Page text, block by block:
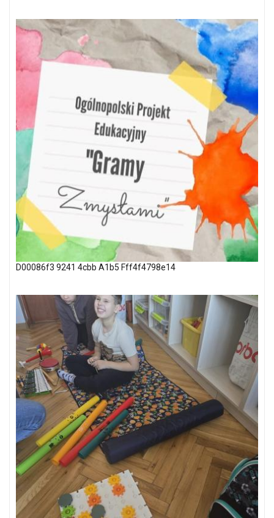
D00086f3 9241 4cbb A1b5 Fff4f4798e14